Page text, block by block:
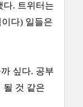
다. 트위터는
다) 일들은
싶다. 공부
될 것 같은